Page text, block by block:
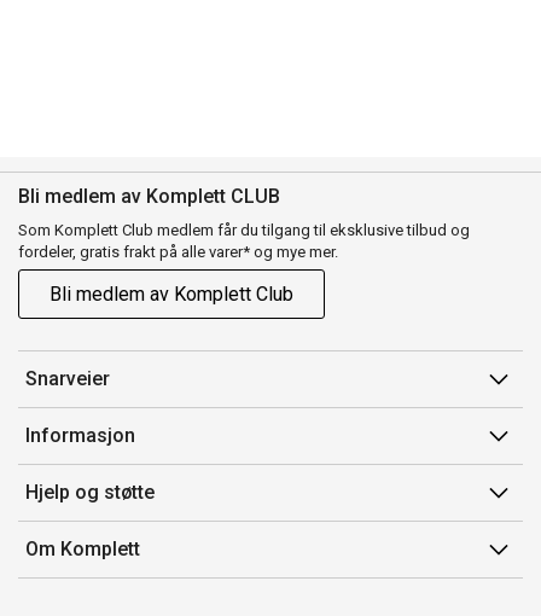
Bli medlem av Komplett CLUB
Som Komplett Club medlem får du tilgang til eksklusive tilbud og
fordeler, gratis frakt på alle varer* og mye mer.
Bli medlem av Komplett Club
Snarveier
Min side
Ordreoversikt
Flex
Komplett Club
Informasjon
Salgsbetingelser
Medlemsvilkår for Komplett Club
Merker/produsent
Hjelp og støtte
Kontakt oss
Kundeservice
Om Komplett